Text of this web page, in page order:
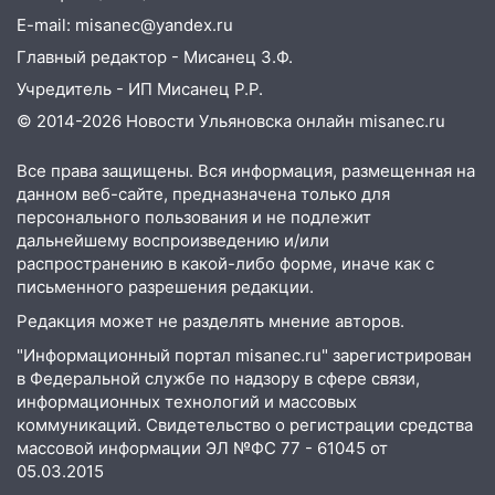
19:30 Ульяновцев приглашают
поддержать «Симбирскую чебурашку»
на фестивале «ФормАРТ»
18:11
пилотным регионом проекта
17:23 Прогноз погоды в Ульяновской
области на 8 августа
17:16 В реанимацию Ульяновской
областной больницы поступили шесть
новых аппаратов ИВЛ
16:51 В Чердаклинском районе
ремонтируют дороги, ставят остановки
и проводят новое освещение
16:35
В Ульяновске установили ещё
девять бункеров для крупногабаритного
E-mail: misanec@yandex.ru
Главный редактор - Мисанец З.Ф.
Учредитель - ИП Мисанец Р.Р.
© 2014-2026 Новости Ульяновска онлайн misanec.ru
Все права защищены. Вся информация, размещенная на
данном веб-сайте, предназначена только для
персонального пользования и не подлежит
дальнейшему воспроизведению и/или
распространению в какой-либо форме, иначе как с
письменного разрешения редакции.
Редакция может не разделять мнение авторов.
"Информационный портал misanec.ru" зарегистрирован
в Федеральной службе по надзору в сфере связи,
информационных технологий и массовых
коммуникаций. Свидетельство о регистрации средства
массовой информации ЭЛ №ФС 77 - 61045 от
05.03.2015